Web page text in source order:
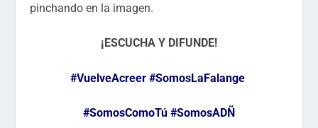
pinchando en la imagen.
¡ESCUCHA Y DIFUNDE!
#VuelveAcreer #SomosLaFalange
#SomosComoTú #SomosADÑ